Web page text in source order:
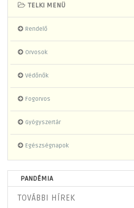
TELKI MENÜ
Rendelő
Orvosok
Védőnők
Fogorvos
Gyógyszertár
Egészségnapok
PANDÉMIA
TOVÁBBI HÍREK